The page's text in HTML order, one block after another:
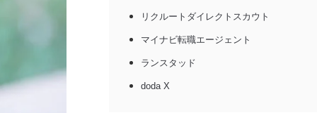
リクルートダイレクトスカウト
マイナビ転職エージェント
ランスタッド
doda X